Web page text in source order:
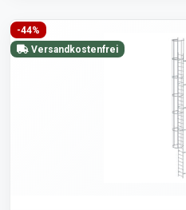
-44%
Versandkostenfrei